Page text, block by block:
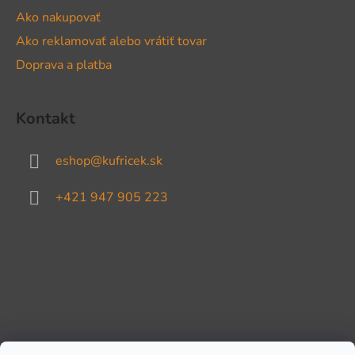
Ako nakupovať
Ako reklamovať alebo vrátiť tovar
Doprava a platba
Kontakt
eshop@kufricek.sk
+421 947 905 223